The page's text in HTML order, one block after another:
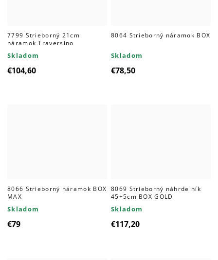
7799 Strieborný 21cm
náramok Traversino
Skladom
€104,60
8064 Strieborný náramok BOX
Skladom
€78,50
8066 Strieborný náramok BOX
MAX
Skladom
€79
8069 Strieborný náhrdelník
45+5cm BOX GOLD
Skladom
€117,20